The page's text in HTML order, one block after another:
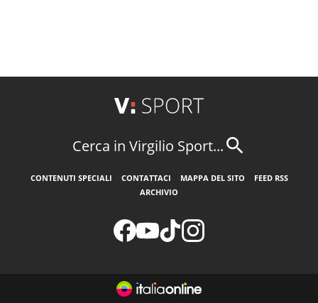
Cerca in Virgilio Sport...
CONTENUTI SPECIALI CONTATTACI MAPPA DEL SITO
FEED RSS
ARCHIVIO